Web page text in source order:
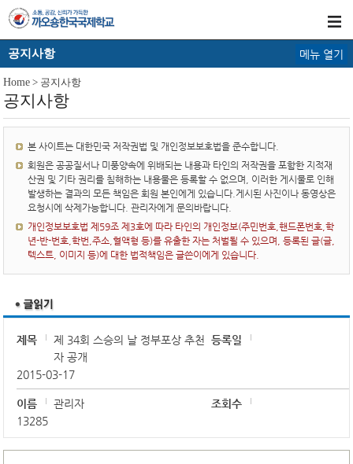
공지사항 메뉴 열기
Home > 공지사항
공지사항
본 사이트는 대한민국 저작권법 및 개인정보보호법을 준수합니다.
회원은 공공질서나 미풍양속에 위배되는 내용과 타인의 저작권을 포함한 지적재
산권 및 기타 권리를 침해하는 내용물은 등록할 수 없으며, 이러한 게시물로 인해
발생하는 결과의 모든 책임은 회원 본인에게 있습니다.게시된 사진이나 동영상은
요청시에 삭제가능합니다. 관리자에게 문의바랍니다.
개인정보보호법 제59조 제3호에 따라 타인의 개인정보(주민번호,핸드폰번호,학
년-반-번호,학번,주소,혈액형 등)를 유출한 자는 처벌될 수 있으며, 등록된 글(글,
텍스트, 이미지 등)에 대한 법적책임은 글쓴이에게 있습니다.
제목
제 34회 스승의 날 정부포상 추천
자 공개
등록일
2015-03-17
이름 관리자
조회수
13285